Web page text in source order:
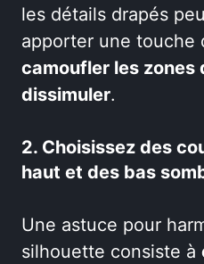
les détails drapés
apporter une touche
camoufler les zones
dissimuler.
2. Choisissez des
haut et des bas
Une astuce pour
silhouette consiste à